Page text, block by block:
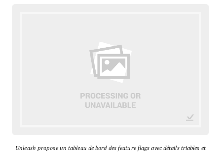
Unleash propose un tableau de bord des feature flags avec détails triables et